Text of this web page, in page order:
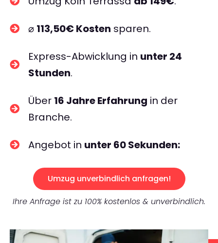
⌀ 113,50€ Kosten sparen.
Express-Abwicklung in unter 24
Stunden.
Über 16 Jahre Erfahrung in der
Branche.
Angebot in unter 60 Sekunden:
Umzug unverbindlich anfragen!
Ihre Anfrage ist zu 100% kostenlos & unverbindlich.